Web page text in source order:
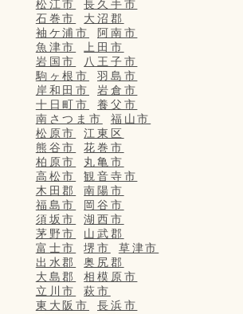
松江市
長久手市
石巻市
大沼郡
袖ケ浦市
阿南市
魚津市
上田市
岩国市
八王子市
駒ヶ根市
羽島市
岸和田市
岩倉市
十日町市
養父市
南さつま市
福山市
松原市
江東区
熊谷市
花巻市
柏原市
丸亀市
高松市
観音寺市
木田郡
南陽市
福島市
岡谷市
須坂市
湖西市
茅野市
山武郡
富士市
堺市
草津市
出水郡
奥尻郡
大島郡
相模原市
立川市
萩市
東大阪市
長浜市